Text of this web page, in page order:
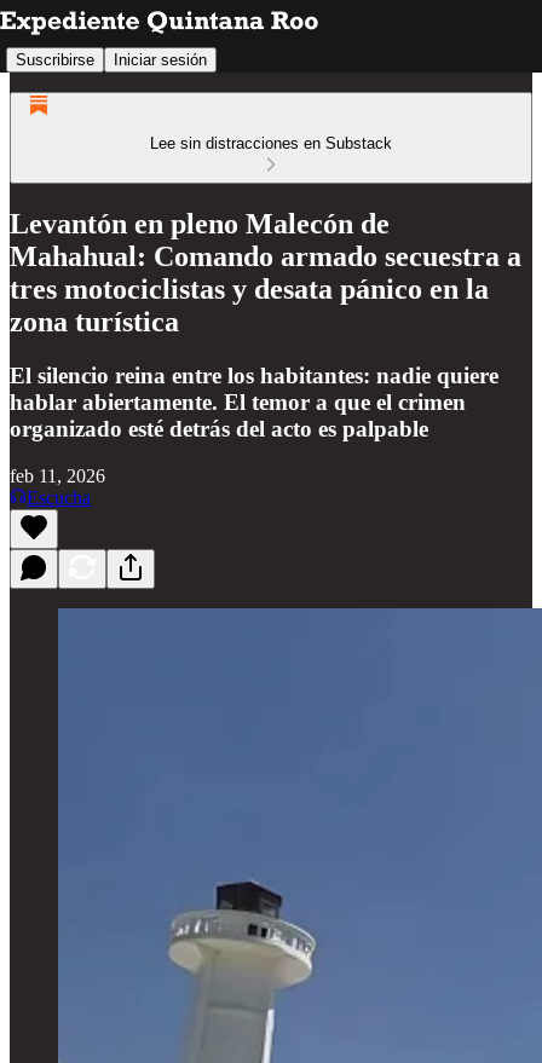
Suscribirse Iniciar sesión
Lee sin distracciones en Substack
Levantón en pleno Malecón de
Mahahual: Comando armado secuestra a
tres motociclistas y desata pánico en la
zona turística
El silencio reina entre los habitantes: nadie quiere
hablar abiertamente. El temor a que el crimen
organizado esté detrás del acto es palpable
feb 11, 2026
Escucha